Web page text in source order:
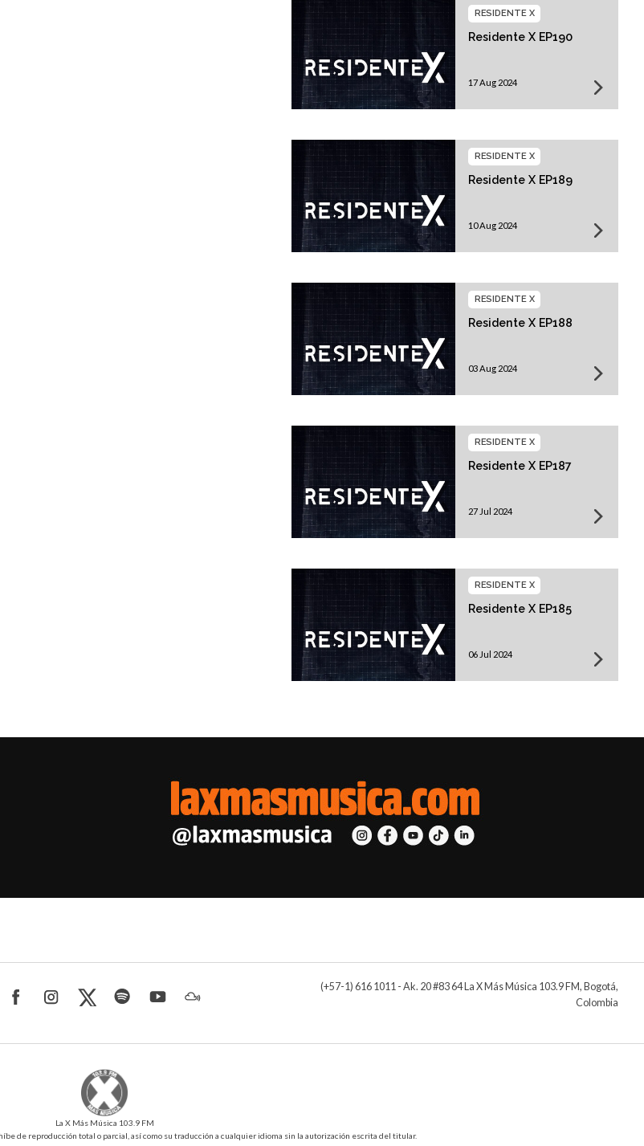
Residente X EP190
RESIDENTE X
17 Aug 2024
Residente X EP189
RESIDENTE X
10 Aug 2024
Residente X EP188
RESIDENTE X
03 Aug 2024
Residente X EP187
RESIDENTE X
27 Jul 2024
Residente X EP185
RESIDENTE X
06 Jul 2024
(+57-1) 616 1011 - Ak. 20 #83 64 La X Más Música 103.9 FM, Bogotá,
Colombia
La X Más Música 103.9 FM
de reproducción total o parcial, así como su traducción a cualquier idioma sin la autorización escrita del titular.